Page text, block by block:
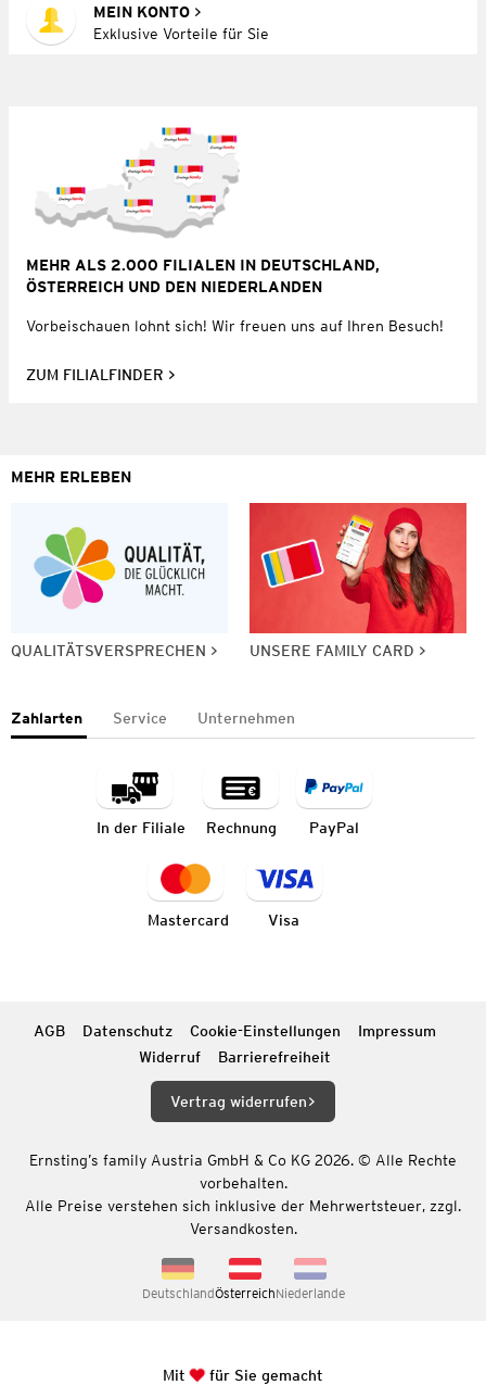
MEIN KONTO
Exklusive Vorteile für Sie
MEHR ALS 2.000 FILIALEN IN DEUTSCHLAND,
ÖSTERREICH UND DEN NIEDERLANDEN
Vorbeischauen lohnt sich! Wir freuen uns auf Ihren Besuch!
ZUM FILIALFINDER
MEHR ERLEBEN
QUALITÄTSVERSPRECHEN UNSERE FAMILY CARD
Zahlarten Service Unternehmen
In der Filiale Rechnung PayPal
Mastercard Visa
AGB Datenschutz Cookie-Einstellungen
Impressum
Widerruf
Barrierefreiheit
Vertrag widerrufen
Ernsting’s family Austria GmbH & Co KG 2026. © Alle Rechte
vorbehalten.
Alle Preise verstehen sich inklusive der Mehrwertsteuer, zzgl.
Versandkosten.
DeutschlandÖsterreichNiederlande
Mit für Sie gemacht